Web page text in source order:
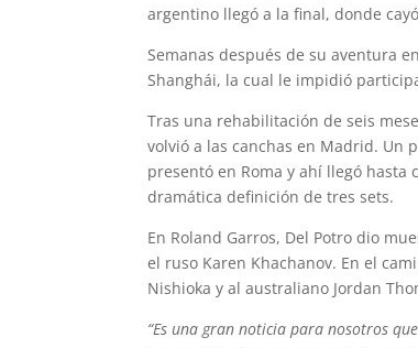
argentino llegó a la final, donde
Semanas después de su aventura
Shanghái, la cual le impidió
Tras una rehabilitación de seis
volvió a las canchas en Madrid. Un
presentó en Roma y ahí llegó
dramática definición de tres sets.
En Roland Garros, Del Potro dio
el ruso Karen Khachanov. En el
Nishioka y al australiano Jordan
“Es una gran noticia para nosotros